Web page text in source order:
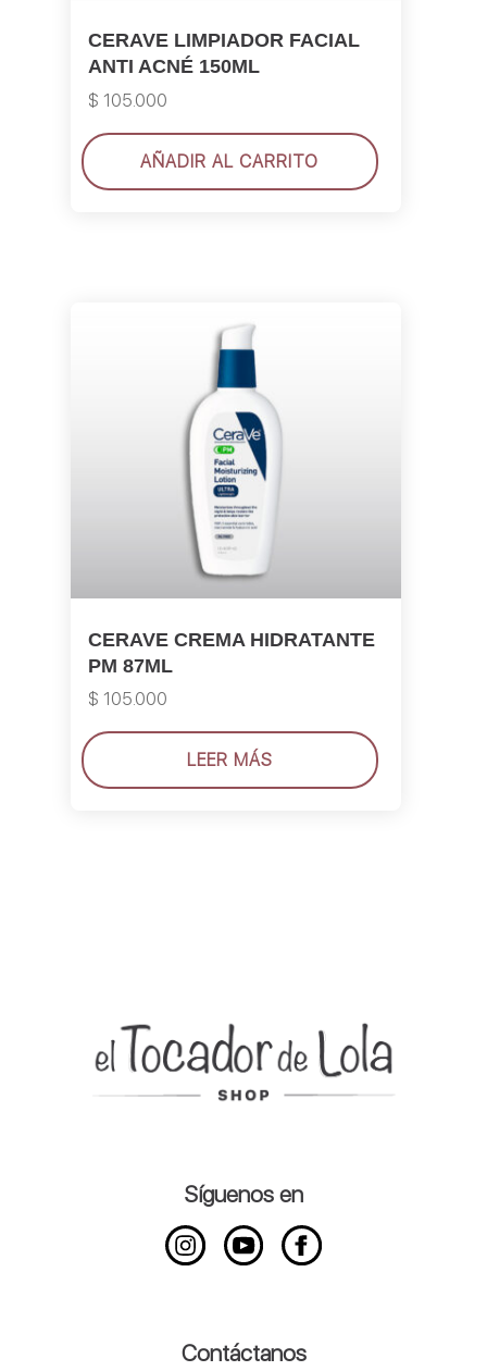
CERAVE LIMPIADOR FACIAL
ANTI ACNÉ 150ML
$ 105.000
AÑADIR AL CARRITO
CERAVE CREMA HIDRATANTE
PM 87ML
$ 105.000
LEER MÁS
Síguenos en
Contáctanos